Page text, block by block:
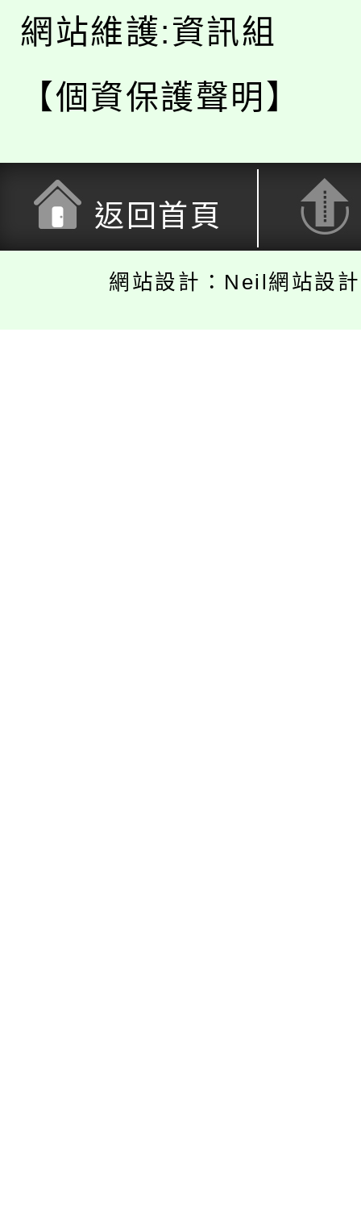
網站維護:資訊組
【個資保護聲明】
返回首頁
網站設計：Neil網站設